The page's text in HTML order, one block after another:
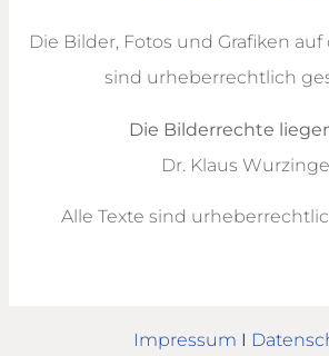
Die Bilder, Fotos und Grafiken
sind urheberrechtlich
Die Bilderrechte
Dr. Klaus
Alle Texte sind
Impressum I